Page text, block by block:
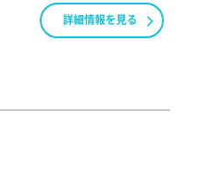
詳細情報を見る